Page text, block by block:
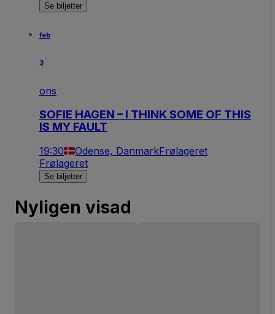
Se biljetter
feb
3
ons
SOFIE HAGEN – I THINK SOME OF THIS
IS MY FAULT
19:30 Odense, DanmarkFrølageret
Frølageret
Se biljetter
Nyligen visad